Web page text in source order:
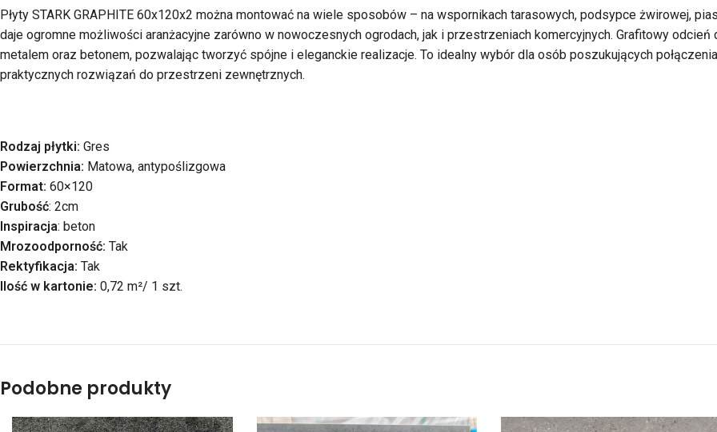
Płyty STARK GRAPHITE 60x120x2 można montować na wiele sposobów – na wspornikach tarasowych, podsypce żwirowej,
daje ogromne możliwości aranżacyjne zarówno w nowoczesnych ogrodach, jak i przestrzeniach komercyjnych. Grafitowy odcień
metalem oraz betonem, pozwalając tworzyć spójne i eleganckie realizacje. To idealny wybór dla osób poszukujących
praktycznych rozwiązań do przestrzeni zewnętrznych.
Rodzaj płytki: Gres
Powierzchnia: Matowa, antypoślizgowa
Format: 60×120
Grubość: 2cm
Inspiracja: beton
Mrozoodporność: Tak
Rektyfikacja: Tak
Ilość w kartonie: 0,72 m²/ 1 szt.
Podobne produkty